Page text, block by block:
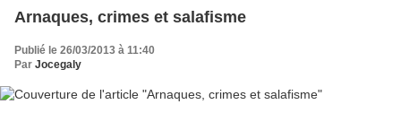
Arnaques, crimes et salafisme
Publié le 26/03/2013 à 11:40
Par Jocegaly